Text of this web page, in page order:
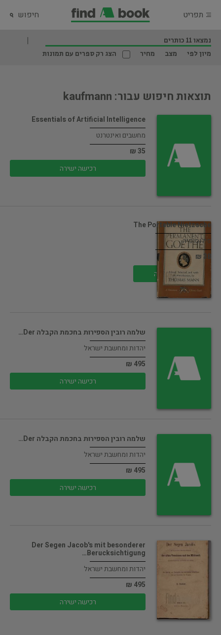
תפריט חיפוש
נמצאו 11 כותרים
מיון לפי
מצב מחיר הצג רק ספרים עם תמונות
תוצאות חיפוש עבור: kaufmann
Essentials of Artificial Intelligence
מחשבים ואינטרנט
35 ₪
רכישה ישירה
The Portable Nietzsche
פילוסופיה
38 ₪
רכישה ישירה
שלמה רובין הספירות בחכמת הקבלה Der…
יהדות ומחשבת ישראל
495 ₪
רכישה ישירה
שלמה רובין הספירות בחכמת הקבלה Der…
יהדות ומחשבת ישראל
495 ₪
רכישה ישירה
Der Segen Jacob's mit besonderer
Berucksichtigung…
יהדות ומחשבת ישראל
495 ₪
רכישה ישירה